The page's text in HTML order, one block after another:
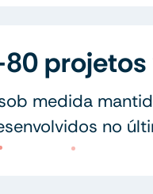
projetos
medida
no